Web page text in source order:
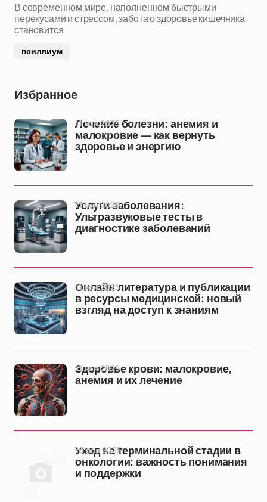
В современном мире, наполненном быстрыми
перекусами и стрессом, забота о здоровье кишечника
становится
псиллиум
Избранное
Лечение болезни: анемия и
малокровие — как вернуть
здоровье и энергию
11 ноя 2025
Услуги заболевания:
Ультразвуковые тесты в
диагностике заболеваний
11 ноя 2025
Онлайн литература и публикации
в ресурсы медицинской: новый
взгляд на доступ к знаниям
11 ноя 2025
Здоровье крови: малокровие,
анемия и их лечение
11 ноя 2025
Уход на терминальной стадии в
онкологии: важность понимания
и поддержки
10 ноя 2025